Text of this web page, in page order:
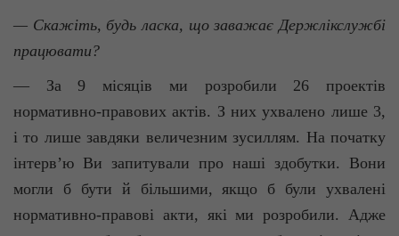
— Скажіть, будь ласка, що заважаєДержлікслужбі
працювати?
— За 9 місяців ми розробили 26 проектів
нормативно-правових актів. З них ухвалено лише 3,
і то лише завдяки величезним зусиллям. На початку
інтерв’ю Ви запитували про наші здобутки. Вони
могли б бути й більшими, якщо б були ухвалені
нормативно-правові акти, які ми розробили. Адже